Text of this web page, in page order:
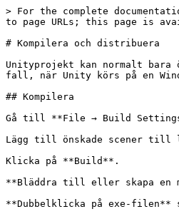
> For the complete
to page URLs; this page is
# Kompilera och distribuera
Unityprojekt kan normalt
fall, när Unity körs på en
## Kompilera
Gå till **File → Build
Lägg till önskade scener till
Klicka på **Build**.
**Bläddra till eller skapa en
**Dubbelklicka på exe-filen**